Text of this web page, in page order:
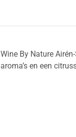
Wine By Nature
aroma’s en een